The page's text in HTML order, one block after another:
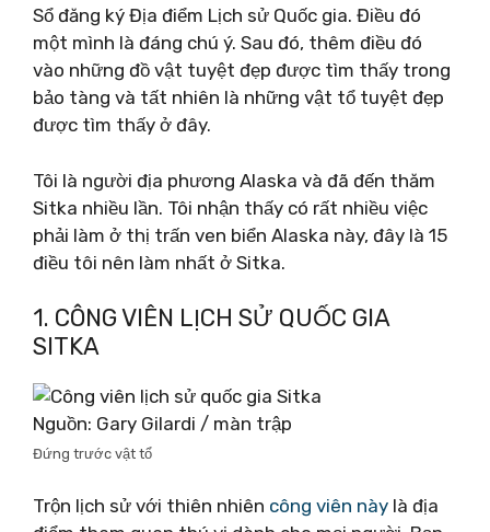
Sổ đăng ký Địa điểm Lịch sử Quốc gia. Điều đó
một mình là đáng chú ý. Sau đó, thêm điều đó
vào những đồ vật tuyệt đẹp được tìm thấy trong
bảo tàng và tất nhiên là những vật tổ tuyệt đẹp
được tìm thấy ở đây.
Tôi là người địa phương Alaska và đã đến thăm
Sitka nhiều lần. Tôi nhận thấy có rất nhiều việc
phải làm ở thị trấn ven biển Alaska này, đây là 15
điều tôi nên làm nhất ở Sitka.
1. CÔNG VIÊN LỊCH SỬ QUỐC GIA
SITKA
Nguồn: Gary Gilardi / màn trập
Đứng trước vật tổ
Trộn lịch sử với thiên nhiên công viên này là địa